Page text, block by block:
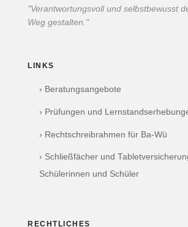
"Verantwortungsvoll und selbstbewusst
Weg gestalten."
LINKS
› Beratungsangebote
› Prüfungen und
› Rechtschreibrahmen für Ba-Wü
› Schließfächer und
Schülerinnen und Schüler
RECHTLICHES